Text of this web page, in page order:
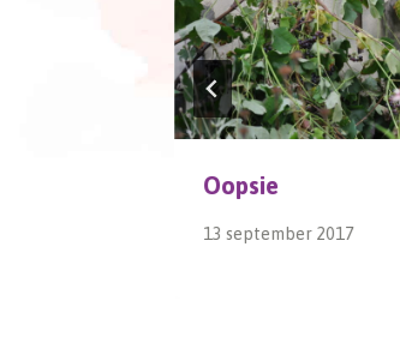
Oopsie
13 september 2017